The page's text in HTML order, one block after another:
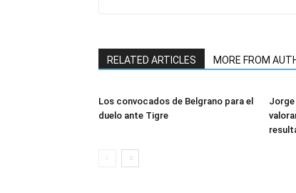
RELATED ARTICLES MORE FROM
Los convocados de Belgrano para el
duelo ante Tigre
Jorge